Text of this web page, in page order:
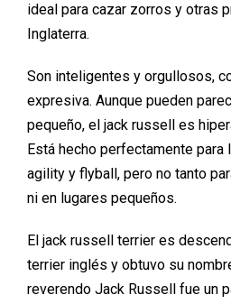
ideal para cazar zorros y otras
Inglaterra.
Son inteligentes y orgullosos,
expresiva. Aunque pueden
pequeño, el jack russell es
Está hecho perfectamente
agility y flyball, pero no tanto
ni en lugares pequeños.
El jack russell terrier es
terrier inglés y obtuvo su
reverendo Jack Russell fue un